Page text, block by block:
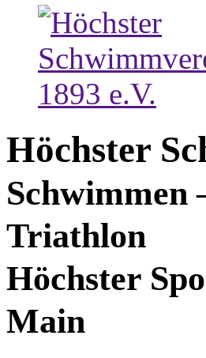
Höchster
Schwimmen
Triathlon
Höchster
Main